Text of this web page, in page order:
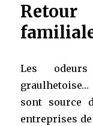
Les
sont source
entreprises